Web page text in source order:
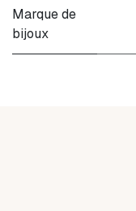
Marque de
bijoux